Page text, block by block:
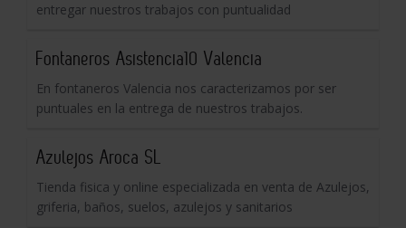
entregar nuestros trabajos con puntualidad
Fontaneros Asistencia10 Valencia
En fontaneros Valencia nos caracterizamos por ser
puntuales en la entrega de nuestros trabajos.
Azulejos Aroca SL
Tienda fisica y online especializada en venta de Azulejos,
griferia, baños, suelos, azulejos y sanitarios